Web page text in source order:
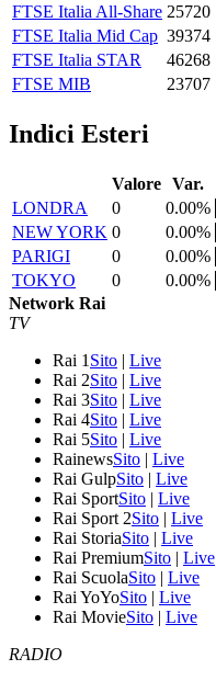
FTSE Italia All-Share 25720
FTSE Italia Mid Cap 39374
FTSE Italia STAR
46268
FTSE MIB
23707
Indici Esteri
Valore Var.
LONDRA
0
0.00%
NEW YORK 0
0.00%
PARIGI
0
0.00%
TOKYO
0
0.00%
Network Rai
TV
Rai 1 Sito | Live
Rai 2Sito | Live
Rai 3Sito | Live
Rai 4Sito | Live
Rai 5Sito | Live
RainewsSito | Live
Rai GulpSito | Live
Rai SportSito | Live
Rai Sport 2Sito | Live
Rai StoriaSito | Live
Rai PremiumSito | Live
Rai ScuolaSito | Live
Rai YoYoSito | Live
Rai MovieSito | Live
RADIO